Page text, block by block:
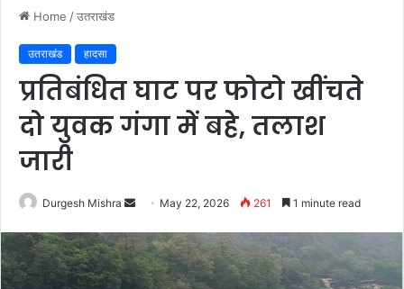
Home /उतराखंड
उतराखंड हादसा
प्रतिबंधित घाट पर फोटो खींचते
दो युवक गंगा में बहे, तलाश
जारी
Durgesh Mishra
Send
email
May 22, 2026 261 1 minute read